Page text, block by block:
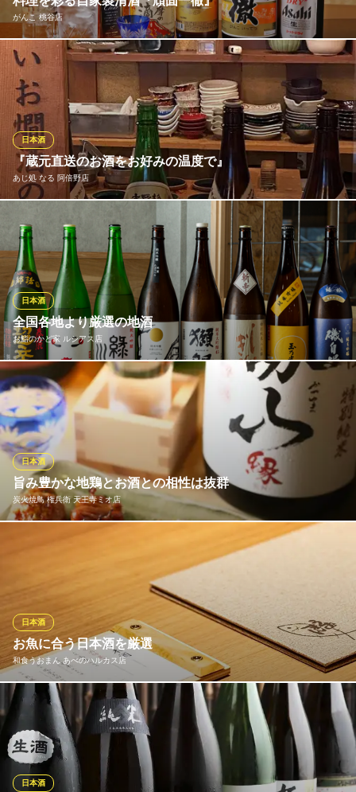
ＪＲ天王寺駅 徒歩2分
大阪府大阪市阿倍野区阿倍野筋1-5-10 1F
がんこ 桃谷店
がんこの料理に最も合う酒を追求し、辿り着いたのが自家製清酒
「頑固一徹」です。芳醇な香り、すっきりとした飲み口、奥深い
旨味。料理を引き立てる一杯を、職人技が光る逸品とともに。洗
練された和の空間で、至福のひとときをお楽しみください。
がんこ 桃谷店
寿司 和食 居酒屋
ＪＲ大阪環状線桃谷駅 徒歩1分
大阪府大阪市天王寺区烏ケ辻1-3-25
『蔵元直送のお酒をお好みの温度で』
あじ処 なる 阿倍野店
日本酒
「長龍酒造」直営店なので色んなお酒ご用意！冷酒でおいしいお
酒はもちろん、 熱燗はご注文を頂いてからじっくりと美味しい温
度まで温めています。 相性のよい錫製のとっくりを使用すること
でお酒をまろやかにします。
あじ処 なる 阿倍野店
鮮魚・おでん日本酒酒場
ＪＲ天王寺駅 徒歩1分
大阪府大阪市阿倍野区松崎町2-3-62
全国各地より厳選の地酒
お鮨のかど家 ルシアス店
日本酒
北は北海道、南は九州まで店長自ら吟味しました。有名どころは
もちろん、日本名門酒会から直接おろしております。 また、メニ
ュー以外にも日替わりで３～５種類ご用意しております。海鮮は
もちろん焼物とも合わせてお楽しみください。
お鮨のかど家 ルシアス店
寿司
大阪メトロ御堂筋線天王寺駅 徒歩2分
大阪府大阪市阿倍野区阿倍野筋1-5-1 あべのルシアスB1
旨み豊かな地鶏とお酒との相性は抜群
炭火焼鳥 権兵衛 天王寺ミオ店
日本酒
権兵衛こだわりの鶏料理に合わせたお酒を多数ご用意致しており
ます。 月替わりの日本酒、ワイン、焼酎、果実酒など充実してお
炭火焼鳥 権兵衛 天王寺ミオ店
地鶏炭火焼鳥と鶏鍋
ＪＲ天王寺駅東口 徒歩1分
大阪府大阪市天王寺区悲田院町10-39 天王寺ミオ本館11F
お魚に合う日本酒を厳選
和食うおまん あべのハルカス店
日本酒
当店の料理との相性を重視し、多数の日本酒をご用意しておりま
す。辛口・甘口などお好みをご相談ください。日本酒は1合1,100
円から。全て1合（180ml）でのご提供となります。
和食うおまん あべのハルカス店
日本酒